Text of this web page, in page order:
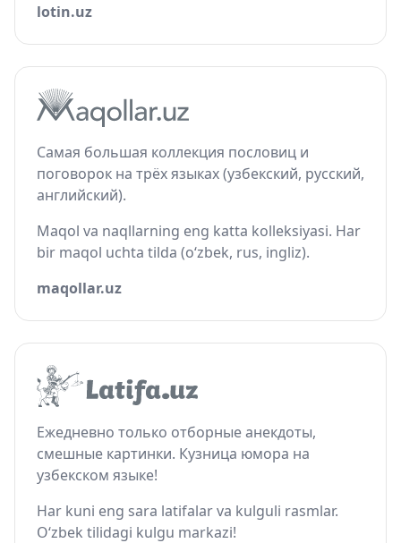
lotin.uz
Самая большая коллекция пословиц и
поговорок на трёх языках (узбекский, русский,
английский).
Maqol va naqllarning eng katta kolleksiyasi. Har
bir maqol uchta tilda (o‘zbek, rus, ingliz).
maqollar.uz
Ежедневно только отборные анекдоты,
смешные картинки. Кузница юмора на
узбекском языке!
Har kuni eng sara latifalar va kulguli rasmlar.
O‘zbek tilidagi kulgu markazi!